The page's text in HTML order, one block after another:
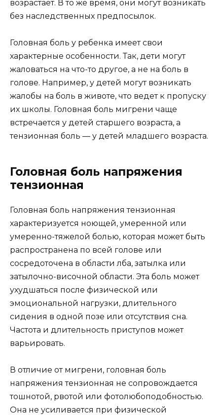
возрастает. В то же время, они могут возникать
без наследственных предпосылок.
Головная боль у ребенка имеет свои
характерные особенности. Так, дети могут
жаловаться на что-то другое, а не на боль в
голове. Например, у детей могут возникать
жалобы на боль в животе, что ведет к пропуску
их школы. Головная боль мигрени чаще
встречается у детей старшего возраста, а
тензионная боль — у детей младшего возраста.
Головная боль напряжения
тензионная
Головная боль напряжения тензионная
характеризуется ноющей, умеренной или
умеренно-тяжелой болью, которая может быть
распространена по всей голове или
сосредоточена в области лба, затылка или
затылочно-височной области. Эта боль может
ухудшаться после физической или
эмоциональной нагрузки, длительного
сидения в одной позе или отсутствия сна.
Частота и длительность приступов может
варьировать.
В отличие от мигрени, головная боль
напряжения тензионная не сопровождается
тошнотой, рвотой или фотолюбоподобностью.
Она не усиливается при физической